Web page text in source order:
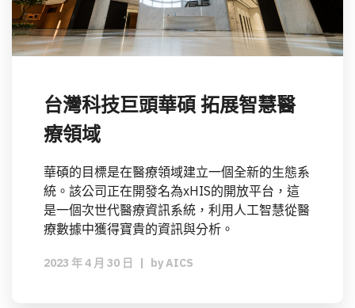
台灣科技巨頭華碩 拓展智慧醫
療領域
華碩的目標是在醫療領域建立一個全新的生態系
統。該公司正在開發名為xHIS的開放平台，這
是一個次世代醫療資訊系統，利用人工智慧從醫
療數據中獲得寶貴的資訊與分析。
2023 年 4 月 30 日 | byAICS